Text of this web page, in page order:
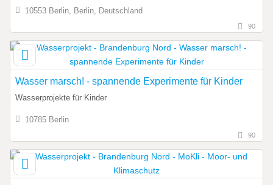
10553 Berlin, Berlin, Deutschland
90
Wasser marsch! - spannende Experimente für Kinder
Wasserprojekte für Kinder
10785 Berlin
90